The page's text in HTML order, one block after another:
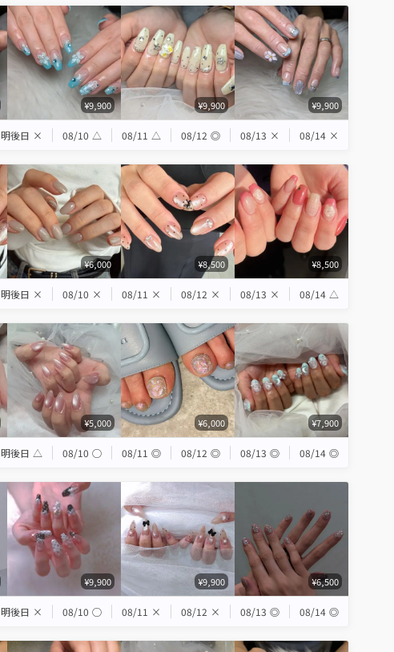
¥9,900 ¥9,900 ¥9,900
明後日 × 08/10 △ 08/11 △ 08/12 ◎ 08/13 × 08/14 ×
¥6,000 ¥8,500 ¥8,500
明後日 × 08/10 × 08/11 × 08/12 × 08/13 × 08/14 △
¥5,000 ¥6,000 ¥7,900
明後日 △ 08/10 ◯ 08/11 ◎ 08/12 ◎ 08/13 ◎ 08/14 ◎
¥9,900 ¥9,900 ¥6,500
明後日 × 08/10 ◯ 08/11 × 08/12 × 08/13 ◎ 08/14 ◎